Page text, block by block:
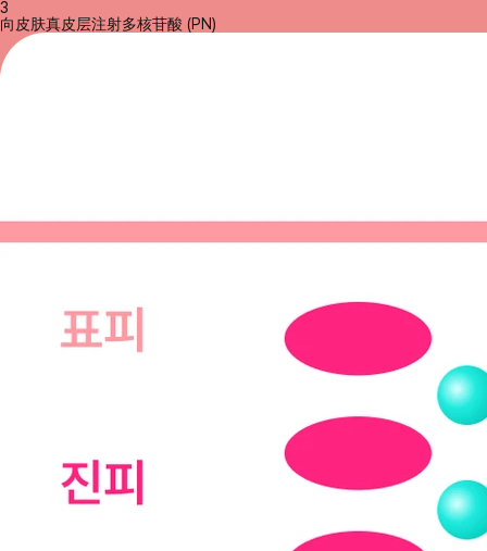
3
向皮肤真皮层注射多核苷酸 (PN)